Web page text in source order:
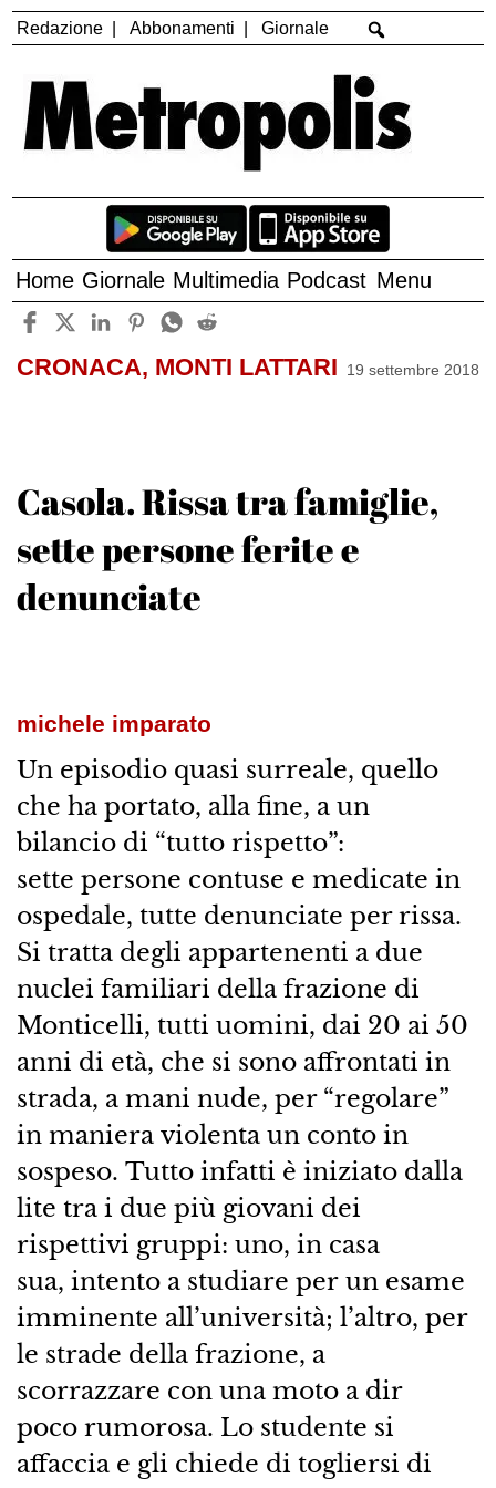
Redazione Abbonamenti Giornale
Home Giornale Multimedia Podcast Menu
CRONACA, MONTI LATTARI 19 settembre 2018
Casola. Rissa tra famiglie,
sette persone ferite e
denunciate
michele imparato
Un episodio quasi surreale, quello
che ha portato, alla fine, a un
bilancio di “tutto rispetto”:
sette persone contuse e medicate in
ospedale, tutte denunciate per rissa.
Si tratta degli appartenenti a due
nuclei familiari della frazione di
Monticelli, tutti uomini, dai 20 ai 50
anni di età, che si sono affrontati in
strada, a mani nude, per “regolare”
in maniera violenta un conto in
sospeso. Tutto infatti è iniziato dalla
lite tra i due più giovani dei
rispettivi gruppi: uno, in casa
sua, intento a studiare per un esame
imminente all’università; l’altro, per
le strade della frazione, a
scorrazzare con una moto a dir
poco rumorosa. Lo studente si
affaccia e gli chiede di togliersi di